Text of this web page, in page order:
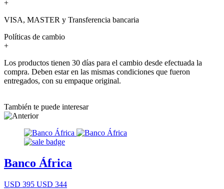
+
VISA, MASTER y Transferencia bancaria
Políticas de cambio
+
Los productos tienen 30 días para el cambio desde efectuada la
compra. Deben estar en las mismas condiciones que fueron
entregados, con su empaque original.
También te puede interesar
Banco África
USD 395 USD 344